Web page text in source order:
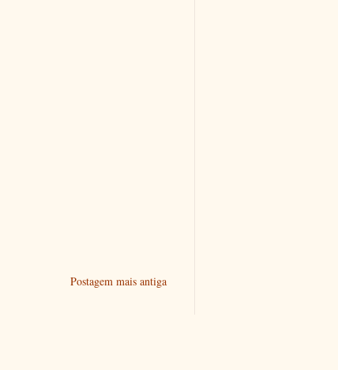
Postagem mais antiga